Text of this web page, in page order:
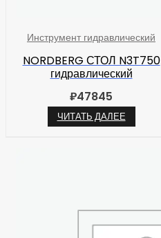
Инструмент гидравлический
NORDBERG СТОЛ N3T750
гидравлический
₽47845
ЧИТАТЬ ДАЛЕЕ